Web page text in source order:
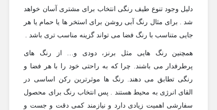
دلیل وجود تنوع طیف رنگی انتخاب برای مشتری آسان خواهد
شد . برای مثال رنگ آبی روشن برای استخر ها یا حمام یا هر
جایی متناسب با رنگ فضا می تواند گزینه مناسب تری باشد .
همچنین رنگ هایی مثل برنز، دودی و… از رنگ های
پرطرفدار می باشند. چرا که به راحتی خود را با هر فضا و
رنگی تطابق می دهند. رنگ ها موثرترین رکن اساسی در
القای انرژی به محیط هستند . پس انتخاب رنگ برای محصول
سفارشی اهمیت زیادی دارد و نیازمند کمی دقت و جست و